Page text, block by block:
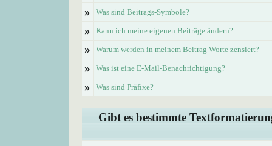
» Was sind Beitrags-Symbole?
» Kann ich meine eigenen Beiträge ändern?
» Warum werden in meinem Beitrag Worte zensiert?
» Was ist eine E-Mail-Benachrichtigung?
» Was sind Präfixe?
Gibt es bestimmte